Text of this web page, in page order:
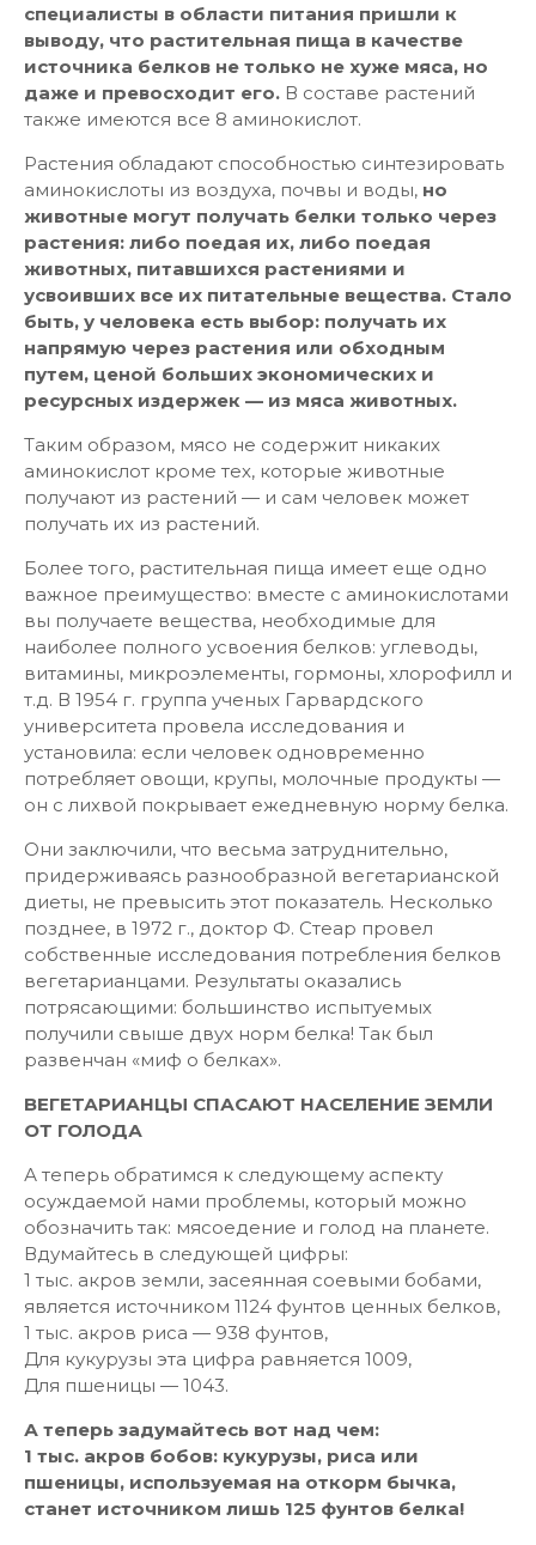
специалисты в области питания пришли к
выводу, что растительная пища в качестве
источника белков не только не хуже мяса, но
даже и превосходит его. В составе растений
также имеются все 8 аминокислот.
Растения обладают способностью синтезировать
аминокислоты из воздуха, почвы и воды, но
животные могут получать белки только через
растения: либо поедая их, либо поедая
животных, питавшихся растениями и
усвоивших все их питательные вещества. Стало
быть, у человека есть выбор: получать их
напрямую через растения или обходным
путем, ценой больших экономических и
ресурсных издержек — из мяса животных.
Таким образом, мясо не содержит никаких
аминокислот кроме тех, которые животные
получают из растений — и сам человек может
получать их из растений.
Более того, растительная пища имеет еще одно
важное преимущество: вместе с аминокислотами
вы получаете вещества, необходимые для
наиболее полного усвоения белков: углеводы,
витамины, микроэлементы, гормоны, хлорофилл и
т.д. В 1954 г. группа ученых Гарвардского
университета провела исследования и
установила: если человек одновременно
потребляет овощи, крупы, молочные продукты —
он с лихвой покрывает ежедневную норму белка.
Они заключили, что весьма затруднительно,
придерживаясь разнообразной вегетарианской
диеты, не превысить этот показатель. Несколько
позднее, в 1972 г., доктор Ф. Стеар провел
собственные исследования потребления белков
вегетарианцами. Результаты оказались
потрясающими: большинство испытуемых
получили свыше двух норм белка! Так был
развенчан «миф о белках».
ВЕГЕТАРИАНЦЫ СПАСАЮТ НАСЕЛЕНИЕ ЗЕМЛИ
ОТ ГОЛОДА
А теперь обратимся к следующему аспекту
осуждаемой нами проблемы, который можно
обозначить так: мясоедение и голод на планете.
Вдумайтесь в следующей цифры:
1 тыс. акров земли, засеянная соевыми бобами,
является источником 1124 фунтов ценных белков,
1 тыс. акров риса — 938 фунтов,
Для кукурузы эта цифра равняется 1009,
Для пшеницы — 1043.
А теперь задумайтесь вот над чем:
1 тыс. акров бобов: кукурузы, риса или
пшеницы, используемая на откорм бычка,
станет источником лишь 125 фунтов белка!